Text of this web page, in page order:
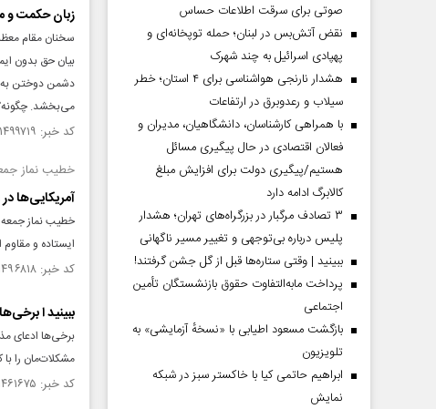
زبان حکمت و
سخنان مقام
بیان حق بدون
دشمن دوختن به
می‌بخشد.
کد خبر: ۱۴۹۹۷۱۹ تاریخ انتشار : ۱۴۰۴/۰۱/۲۷
خطیب نماز
آمریکایی‌ها
خطیب نماز جمعه
ایستاده و
کد خبر: ۱۴۹۶۸۱۸ تاریخ انتشار : ۱۴۰۳/۱۲/۲۴
ببینید ا
برخی‌ها ادعای
مشکلات‌مان را
کد خبر: ۱۴۶۱۶۷۵ تاریخ انتشار : ۱۴۰۳/۰۳/۳۱
صوتی برای سرقت اطلاعات حساس
نقض آتش‌بس در لبنان؛ حمله توپخانه‌ای و
پهپادی اسرائیل به چند شهرک
هشدار نارنجی هواشناسی برای ۴ استان؛ خطر
سیلاب و رعدوبرق در ارتفاعات
با همراهی کارشناسان، دانشگاهیان، مدیران و
فعالان اقتصادی در حال پیگیری مسائل
هستیم/پیگیری دولت برای افزایش مبلغ
کالابرگ ادامه دارد
۳ تصادف مرگبار در بزرگراه‌های تهران؛ هشدار
پلیس درباره بی‌توجهی و تغییر مسیر ناگهانی
ببینید | وقتی ستاره‌ها قبل از گل جشن گرفتند!
پرداخت مابه‌التفاوت حقوق بازنشستگان تأمین
اجتماعی
بازگشت مسعود اطیابی با «نسخهٔ آزمایشی» به
تلویزیون
ابراهیم حاتمی کیا با خاکستر سبز در شبکه
نمایش